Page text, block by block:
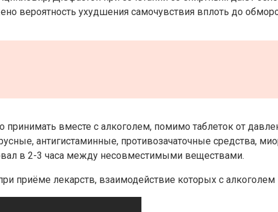
вероятность ухудшения самочувствия вплоть до
принимать вместе с алкоголем, помимо таблеток от
антигистаминные, противозачаточные средства,
в 2-3 часа между несовместимыми веществами.
приёме лекарств, взаимодействие которых с